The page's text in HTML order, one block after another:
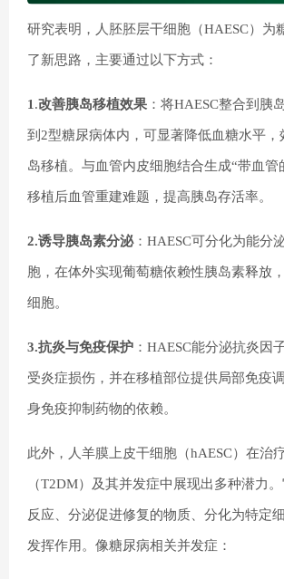
研究表明，人胚胚层干细胞（HAESC）为
了新思路，主要通过以下方式：
1 .改善胰岛移植效果 ：将HAESC整合到胰
到2型糖尿病体内，可显著降低血糖水平，
岛移植。与血管内皮细胞结合生成“带血管
移植后血管重建难题，提高胰岛存活率。
2.诱导胰岛素分泌：HAESC可分化为能分
胞，在体外实现葡萄糖依赖性胰岛素释放
细胞。
3.抗炎与免疫保护 ：HAESC能分泌抗炎因
受炎症损伤，并在移植部位提供局部免疫
身免疫抑制药物的依赖。
此外，人羊膜上皮干细胞（hAESC）在治
（T2DM）及其并发症中展现出多种潜力
反应、分泌促进修复的物质、分化为特定
发挥作用。像糖尿病相关并发症：